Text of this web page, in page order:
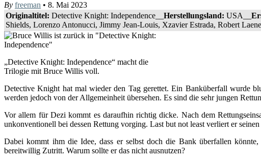
By freeman • 8. Mai 2023
Originaltitel: Detective Knight: Independence__ Herstellungsland: USA__
Shields, Lorenzo Antonucci, Jimmy Jean-Louis, Xzavier Estrada, Robert
„Detective Knight: Independence“ macht die
Trilogie mit Bruce Willis voll.
Detective Knight hat mal wieder den Tag gerettet. Ein Banküberfall wurde
werden jedoch von der Allgemeinheit übersehen. Es sind die sehr jungen
Vor allem für Dezi kommt es daraufhin richtig dicke. Nach dem
unkonventionell bei dessen Rettung vorging. Last but not least verliert er
Dabei kommt ihm die Idee, dass er selbst doch die Bank überfallen
bereitwillig Zutritt. Warum sollte er das nicht ausnutzen?